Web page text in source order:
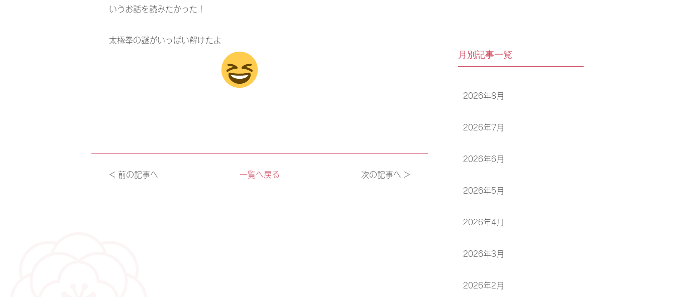
いうお話を読みたかった！
太極拳の謎がいっぱい解けたよ
< 前の記事へ 一覧へ戻る 次の記事へ >
月別記事一覧
2026年8月
2026年7月
2026年6月
2026年5月
2026年4月
2026年3月
2026年2月